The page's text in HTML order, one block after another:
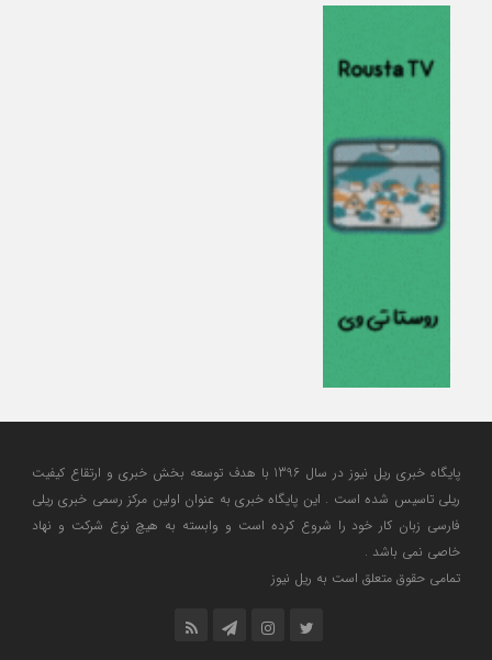
پایگاه خبری ریل نیوز در سال 1396 با هدف توسعه بخش خبری و ارتقاع کیفیت
ریلی تاسیس شده است . این پایگاه خبری به عنوان اولین مرکز رسمی خبری ریلی
فارسی زبان کار خود را شروع کرده است و وابسته به هیچ نوع شرکت و نهاد
خاصی نمی باشد .
تمامی حقوق متعلق است به ریل نیوز